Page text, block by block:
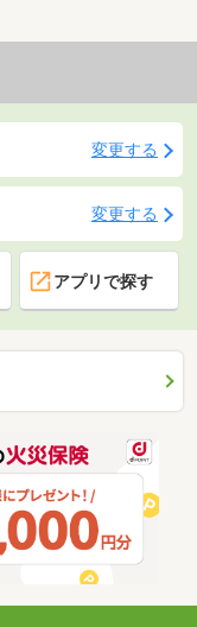
変更する
変更する
アプリで探す